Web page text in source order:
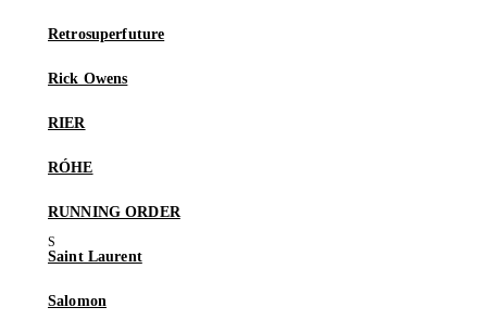
Retrosuperfuture
Rick Owens
RIER
RÓHE
RUNNING ORDER
Saint Laurent
Salomon